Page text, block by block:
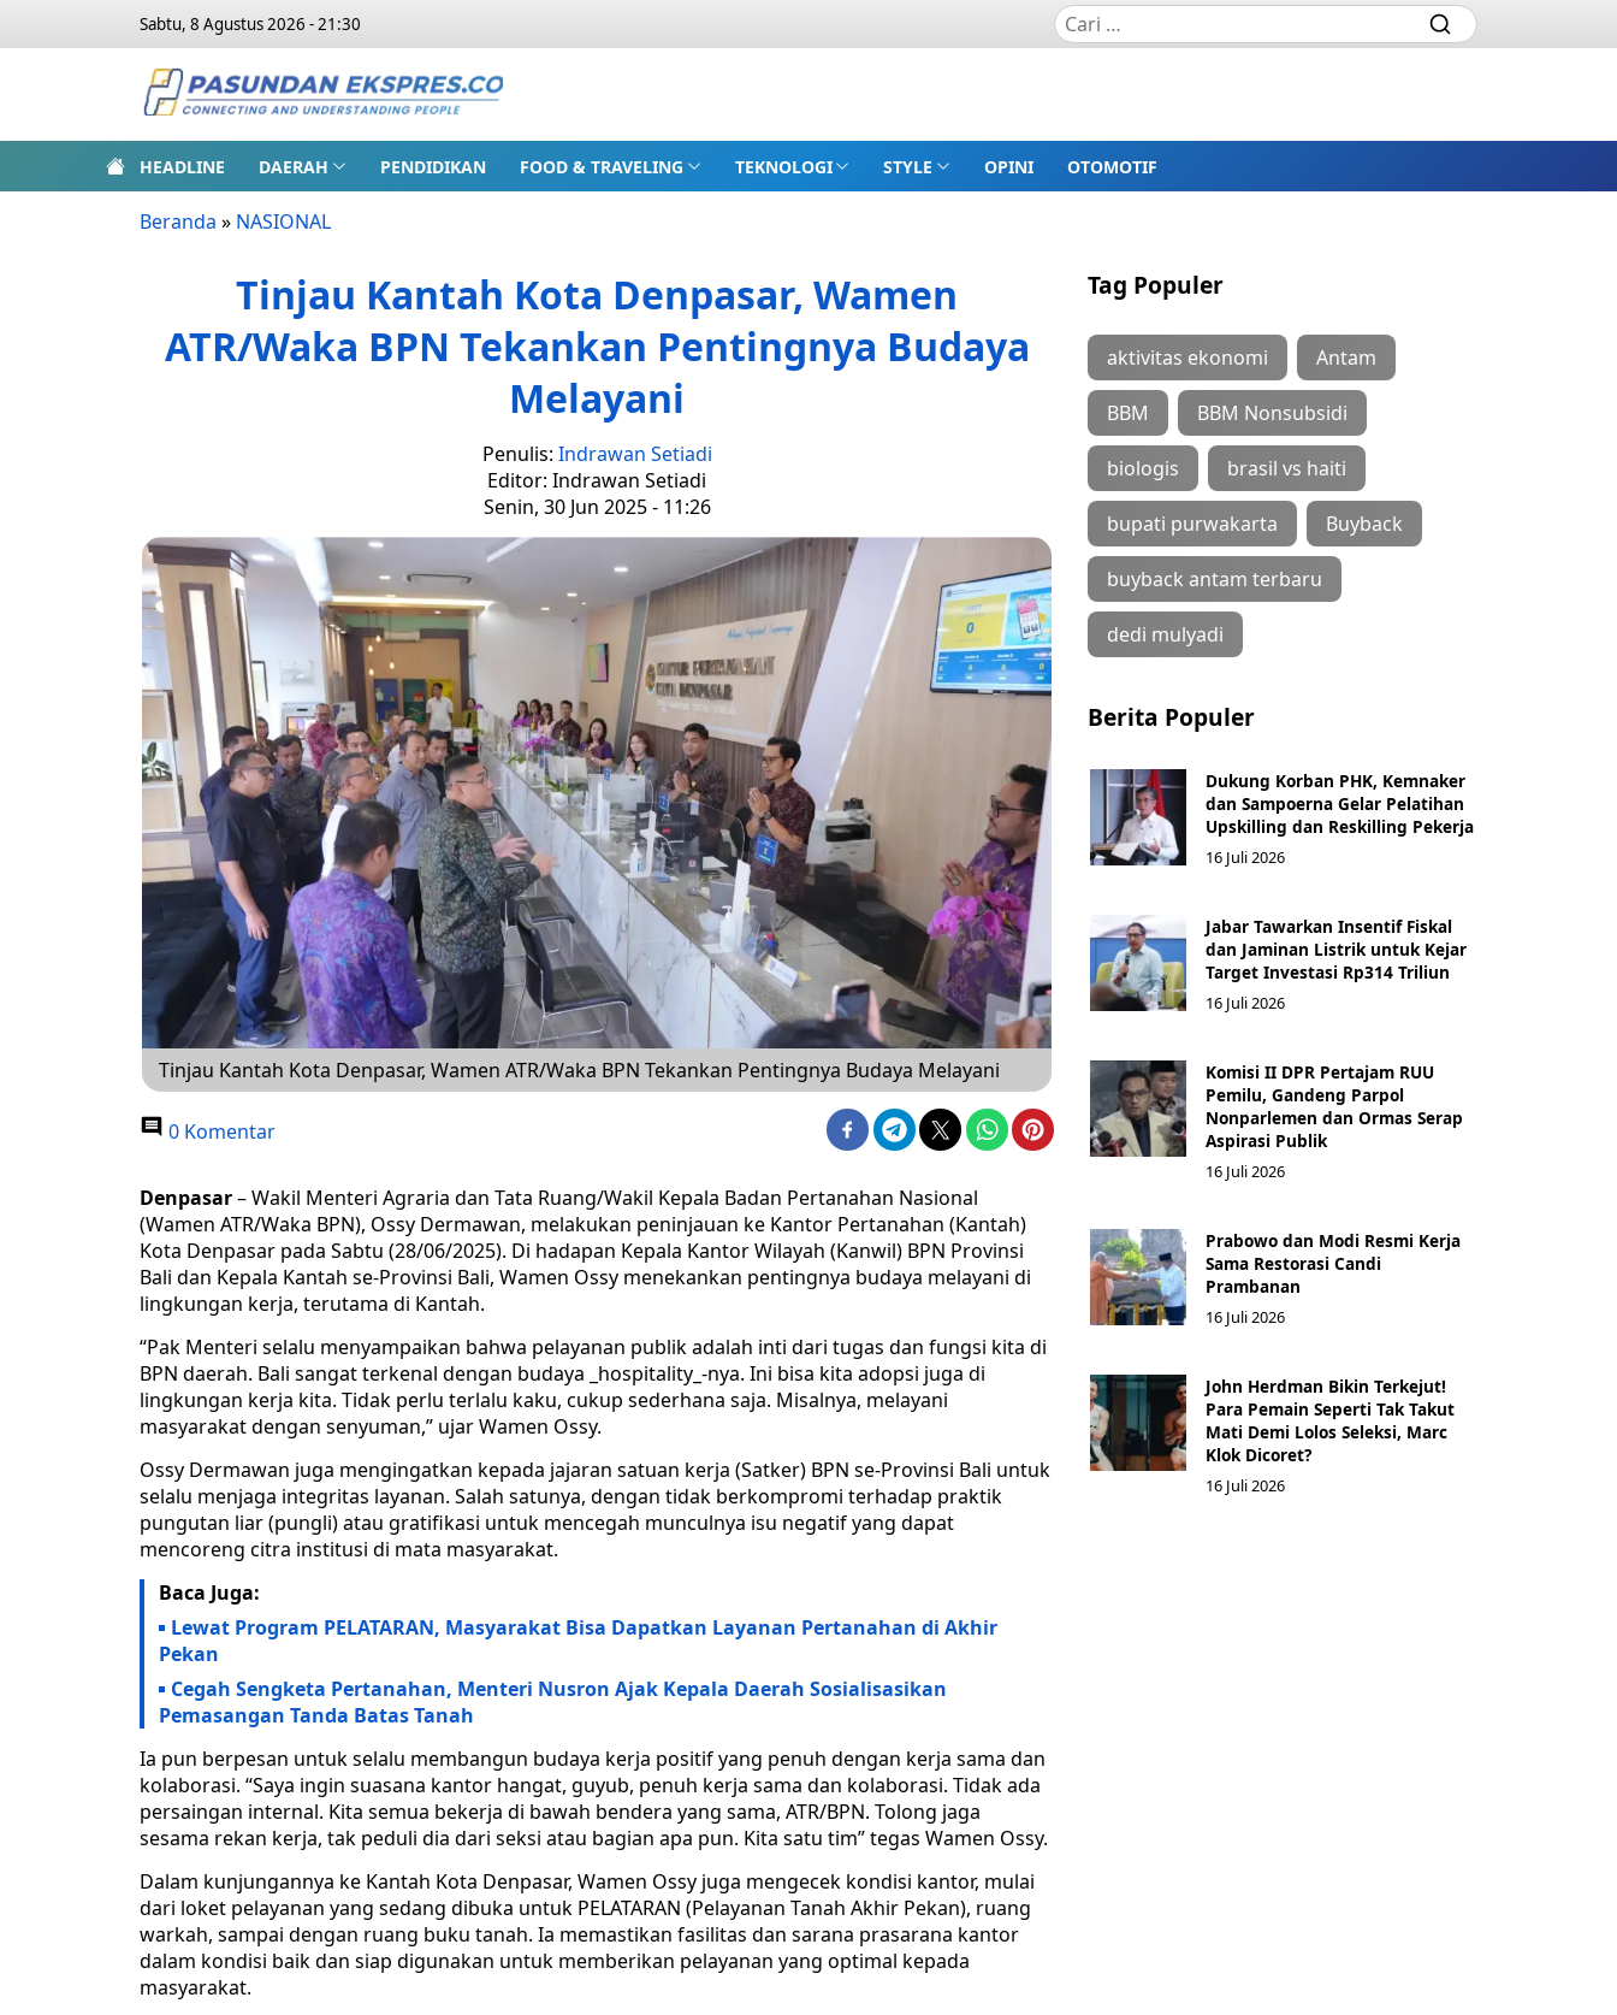
Sabtu, 8 Agustus 2026 - 21:30
HEADLINE DAERAH PENDIDIKAN FOOD & TRAVELING TEKNOLOGI STYLE OPINI OTOMOTIF
Beranda » NASIONAL
Tinjau Kantah Kota Denpasar, Wamen
ATR/Waka BPN Tekankan Pentingnya Budaya
Melayani
Penulis: Indrawan Setiadi
Editor: Indrawan Setiadi
Senin, 30 Jun 2025 - 11:26
Tinjau Kantah Kota Denpasar, Wamen ATR/Waka BPN Tekankan Pentingnya Budaya Melayani
0 Komentar
Denpasar– Wakil Menteri Agraria dan Tata Ruang/Wakil Kepala Badan Pertanahan Nasional
(Wamen ATR/Waka BPN), Ossy Dermawan, melakukan peninjauan ke Kantor Pertanahan (Kantah)
Kota Denpasar pada Sabtu (28/06/2025). Di hadapan Kepala Kantor Wilayah (Kanwil) BPN Provinsi
Bali dan Kepala Kantah se-Provinsi Bali, Wamen Ossy menekankan pentingnya budaya melayani di
lingkungan kerja, terutama di Kantah.
“Pak Menteri selalu menyampaikan bahwa pelayanan publik adalah inti dari tugas dan fungsi kita di
BPN daerah. Bali sangat terkenal dengan budaya _hospitality_-nya. Ini bisa kita adopsi juga di
lingkungan kerja kita. Tidak perlu terlalu kaku, cukup sederhana saja. Misalnya, melayani
masyarakat dengan senyuman,” ujar Wamen Ossy.
Ossy Dermawan juga mengingatkan kepada jajaran satuan kerja (Satker) BPN se-Provinsi Bali untuk
selalu menjaga integritas layanan. Salah satunya, dengan tidak berkompromi terhadap praktik
pungutan liar (pungli) atau gratifikasi untuk mencegah munculnya isu negatif yang dapat
mencoreng citra institusi di mata masyarakat.
Baca Juga:
Lewat Program PELATARAN, Masyarakat Bisa Dapatkan Layanan Pertanahan di Akhir
Pekan
Cegah Sengketa Pertanahan, Menteri Nusron Ajak Kepala Daerah Sosialisasikan
Pemasangan Tanda Batas Tanah
Ia pun berpesan untuk selalu membangun budaya kerja positif yang penuh dengan kerja sama dan
kolaborasi. “Saya ingin suasana kantor hangat, guyub, penuh kerja sama dan kolaborasi. Tidak ada
persaingan internal. Kita semua bekerja di bawah bendera yang sama, ATR/BPN. Tolong jaga
sesama rekan kerja, tak peduli dia dari seksi atau bagian apa pun. Kita satu tim” tegas Wamen Ossy.
Dalam kunjungannya ke Kantah Kota Denpasar, Wamen Ossy juga mengecek kondisi kantor, mulai
dari loket pelayanan yang sedang dibuka untuk PELATARAN (Pelayanan Tanah Akhir Pekan), ruang
warkah, sampai dengan ruang buku tanah. Ia memastikan fasilitas dan sarana prasarana kantor
dalam kondisi baik dan siap digunakan untuk memberikan pelayanan yang optimal kepada
masyarakat.
Tag Populer
aktivitas ekonomi Antam
BBM BBM Nonsubsidi
biologis brasil vs haiti
bupati purwakarta Buyback
buyback antam terbaru
dedi mulyadi
Berita Populer
Dukung Korban PHK, Kemnaker
dan Sampoerna Gelar Pelatihan
Upskilling dan Reskilling Pekerja
16 Juli 2026
Jabar Tawarkan Insentif Fiskal
dan Jaminan Listrik untuk Kejar
Target Investasi Rp314 Triliun
16 Juli 2026
Komisi II DPR Pertajam RUU
Pemilu, Gandeng Parpol
Nonparlemen dan Ormas Serap
Aspirasi Publik
16 Juli 2026
Prabowo dan Modi Resmi Kerja
Sama Restorasi Candi
Prambanan
16 Juli 2026
John Herdman Bikin Terkejut!
Para Pemain Seperti Tak Takut
Mati Demi Lolos Seleksi, Marc
Klok Dicoret?
16 Juli 2026